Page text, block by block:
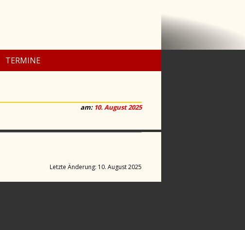
TERMINE
am: 10. August 2025
Letzte Änderung: 10. August 2025